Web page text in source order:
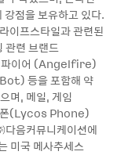
강점을 보유하고 있다.
이프스타일과 관련된
관련 브랜드
파이어 (Angelfire)
등을 포함해 약
며, 메일, 게임
(Lycos Phone)
다음커뮤니케이션에
미국 메사추세스